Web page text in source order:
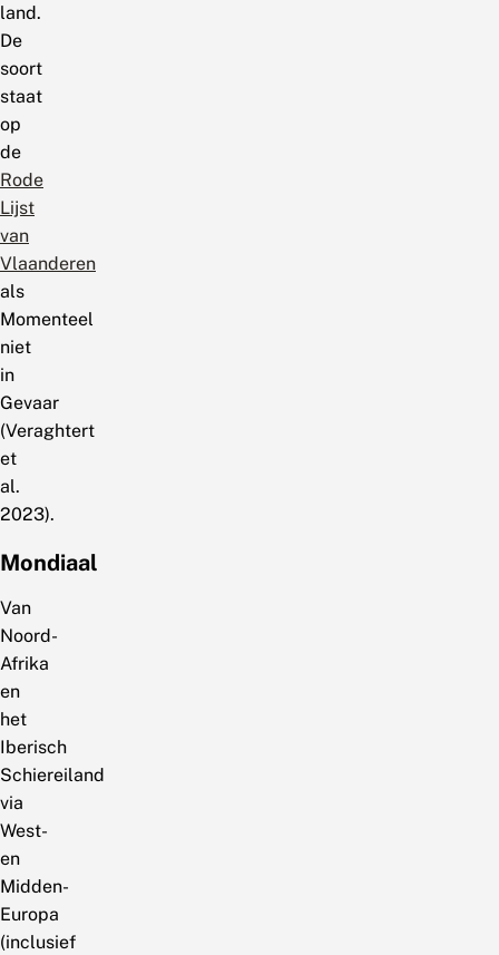
land.
De
soort
staat
op
de
Rode
Lijst
van
Vlaanderen
als
Momenteel
niet
in
Gevaar
(Veraghtert
et
al.
2023).
Mondiaal
Van
Noord-
Afrika
en
het
Iberisch
Schiereiland
via
West-
en
Midden-
Europa
(inclusief